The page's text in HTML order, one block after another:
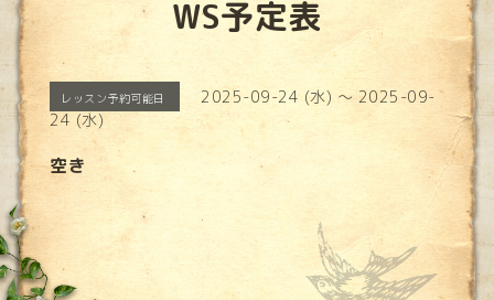
WS予定表
レッスン予約可能日
2025-09-24 (水) ～ 2025-09-
24 (水)
空き